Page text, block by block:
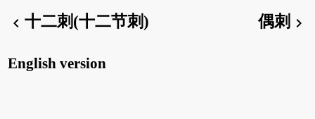
chevron_left十二刺(十二节刺) 偶刺chevron_right
English version